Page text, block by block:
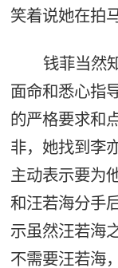
笑着说她在拍
钱菲当然
面命和悉心指
的严格要求和
非，她找到李
主动表示要为
和汪若海分手
示虽然汪若海
不需要汪若海